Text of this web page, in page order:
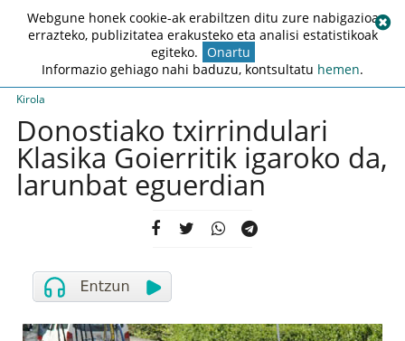
Kirola
Donostiako txirrindulari
Klasika Goierritik igaroko da,
larunbat eguerdian
Webgune honek cookie-ak erabiltzen ditu zure nabigazioa
errazteko, publizitatea erakusteko eta analisi estatistikoak
egiteko. Onartu
Informazio gehiago nahi baduzu, kontsultatu hemen.